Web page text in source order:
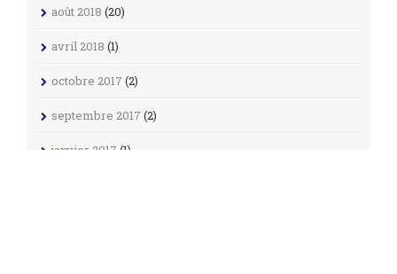
août 2018 (20)
avril 2018 (1)
octobre 2017 (2)
septembre 2017 (2)
janvier 2017 (1)